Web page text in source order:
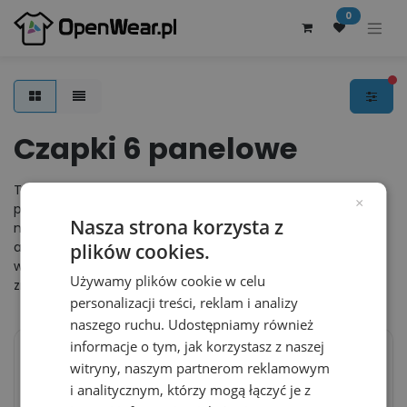
0
Czapki 6 panelowe
To kategoria, która prezentuje czapki z daszkiem 6-
panelowe. Produkty, które proponujemy pochodzą od
największych marek odzieżowych oraz producentów
akcesoriów. W tej kategorii znajdziesz czapki w wielu
wersjach kolorystycznych. Jako nieliczni zapewniamy
znakowanie każdego rodzaju tkanin.
Czapka 6 panelowa
Bawelniana AT612 -
Czapka zimowa z
nausznikami AT719 -
×
Nasza strona korzysta z
plików cookies.
Używamy plików cookie w celu
personalizacji treści, reklam i analizy
naszego ruchu. Udostępniamy również
informacje o tym, jak korzystasz z naszej
witryny, naszym partnerom reklamowym
i analitycznym, którzy mogą łączyć je z